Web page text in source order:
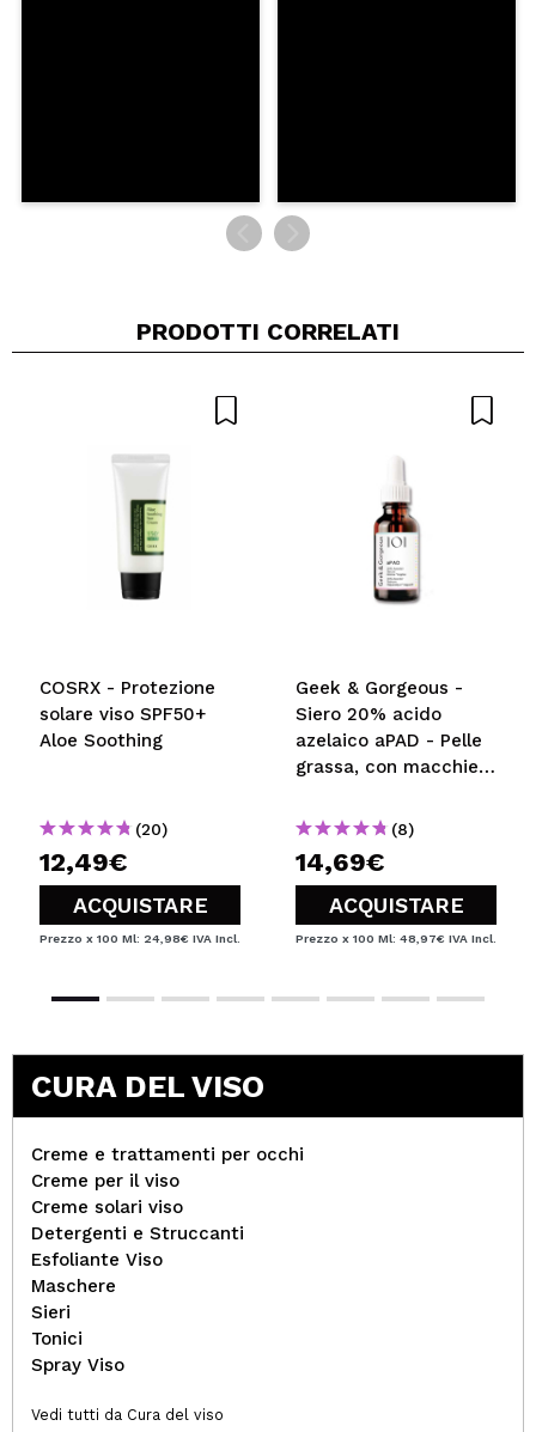
PRODOTTI CORRELATI
COSRX - Protezione
solare viso SPF50+
Aloe Soothing
(20)
12,49€
ACQUISTARE
Prezzo x 100 Ml: 24,98€ IVA Incl.
Geek & Gorgeous -
Siero 20% acido
azelaico aPAD - Pelle
grassa, con macchie o
(8)
14,69€
ACQUISTARE
Prezzo x 100 Ml: 48,97€ IVA Incl.
CURA DEL VISO
Creme e trattamenti per occhi
Creme per il viso
Creme solari viso
Detergenti e Struccanti
Esfoliante Viso
Maschere
Sieri
Tonici
Spray Viso
Vedi tutti da Cura del viso